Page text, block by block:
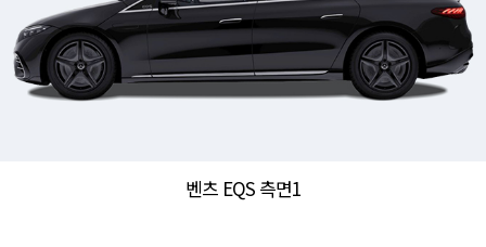
벤츠 EQS 측면1